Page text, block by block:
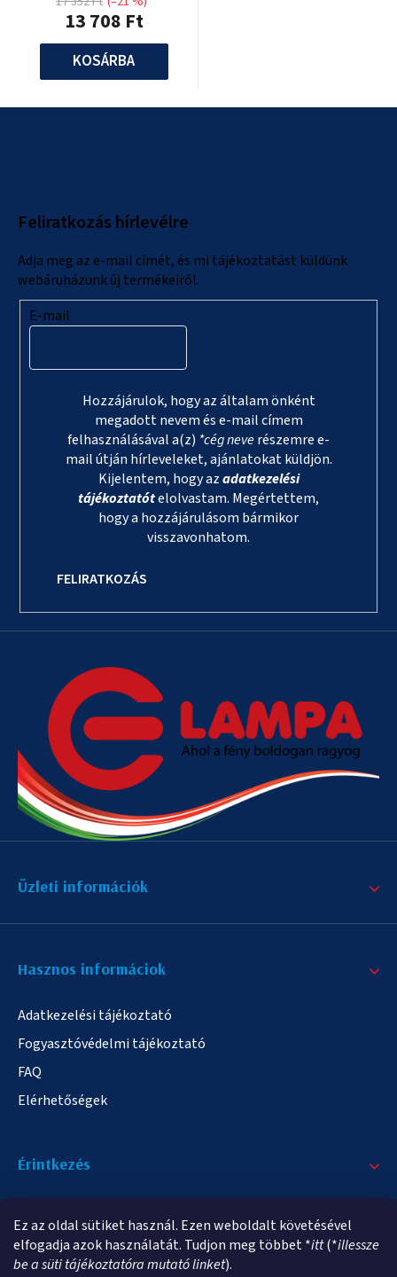
Ez az oldal sütiket használ. Ezen weboldalt követésével
elfogadja azok használatát. Tudjon meg többet *itt(*illessze
be a süti tájékoztatóra mutató linket).
13 708 Ft
KOSÁRBA
Feliratkozás hírlevélre
Adja meg az e-mail címét, és mi tájékoztatást küldünk
webáruházunk új termékeiről.
E-mail
Hozzájárulok, hogy az általam önként
megadott nevem és e-mail címem
felhasználásával a(z) *cég neverészemre e-
mail útján hírleveleket, ajánlatokat küldjön.
Kijelentem, hogy azadatkezelési
tájékoztatótelolvastam. Megértettem,
hogy a hozzájárulásom bármikor
visszavonhatom.
FELIRATKOZÁS
Üzleti információk
Hasznos informáciok
Adatkezelési tájékoztató
Fogyasztóvédelmi tájékoztató
FAQ
Elérhetőségek
Érintkezés
info@elampa.hu